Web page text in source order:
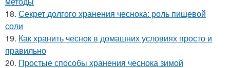
18. Секрет долгого хранения чеснока: роль пищевой
соли
19. Как хранить чеснок в домашних условиях просто и
правильно
20. Простые способы хранения чеснока зимой